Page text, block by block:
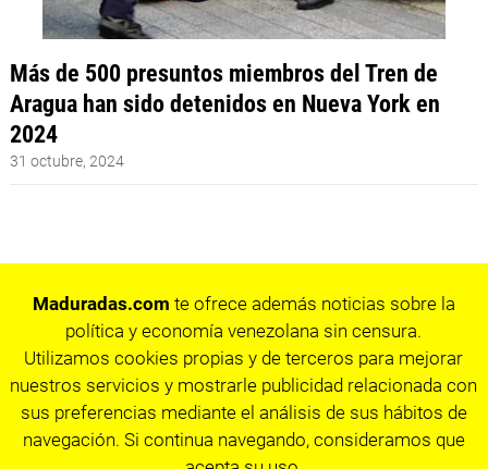
Más de 500 presuntos miembros del Tren de
Aragua han sido detenidos en Nueva York en
2024
31 octubre, 2024
Maduradas.com te ofrece además noticias sobre la
política y economía venezolana sin censura.
Utilizamos cookies propias y de terceros para mejorar
nuestros servicios y mostrarle publicidad relacionada con
sus preferencias mediante el análisis de sus hábitos de
navegación. Si continua navegando, consideramos que